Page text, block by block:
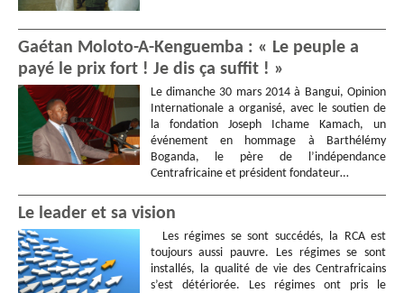
Gaétan Moloto-A-Kenguemba : « Le peuple a
payé le prix fort ! Je dis ça suffit ! »
Le dimanche 30 mars 2014 à Bangui, Opinion
Internationale a organisé, avec le soutien de
la fondation Joseph Ichame Kamach, un
événement en hommage à Barthélémy
Boganda, le père de l’indépendance
Centrafricaine et président fondateur…
Le leader et sa vision
Les régimes se sont succédés, la RCA est
toujours aussi pauvre. Les régimes se sont
installés, la qualité de vie des Centrafricains
s’est détériorée. Les régimes ont pris le